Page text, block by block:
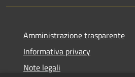
Amministrazione trasparente
Informativa privacy
Note legali